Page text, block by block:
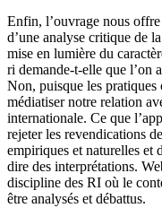
Enfin, l’ouvrage nous
d’une analyse critique de
mise en lumière du
ri demande-t-elle que l’on
Non, puisque les
médiatiser notre relation
internationale. Ce que
rejeter les revendications
empiriques et naturelles et
dire des interprétations.
discipline des RI où le
être analysés et débattus.